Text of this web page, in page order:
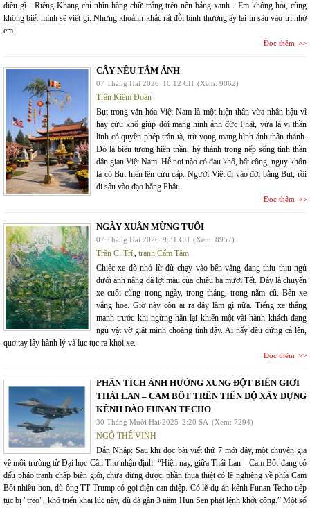
điều gì . Riêng Khang chỉ nhìn hàng chữ trắng trên nền bảng xanh . Em không hỏi, cũng
không biết mình sẽ viết gì. Nhưng khoảnh khắc rất đỗi bình thường ấy lại in sâu vào trí nhớ
em.
Đọc thêm
CÂY NÊU TÂM ẢNH
07 Tháng Hai 2026 10:12 CH (Xem: 9062)
Trần Kiêm Đoàn
Bụt trong văn hóa Việt Nam là một hiện thân vừa nhân hậu vì
hay cứu khổ giúp đời mang hình ảnh đức Phật, vừa là vị thần
linh có quyền phép trấn tà, trừ vọng mang hình ảnh thần thánh.
Đó là biểu tượng hiền thần, hỷ thánh trong nếp sống tinh thần
dân gian Việt Nam. Hễ nơi nào có đau khổ, bất công, nguy khốn
là có Bụt hiện lên cứu cấp. Người Việt đi vào đời bằng Bụt, rồi
đi sâu vào đạo bằng Phật.
Đọc thêm
NGÀY XUÂN MỪNG TUỔI
07 Tháng Hai 2026 9:31 CH (Xem: 8957)
Trần C. Trí, tranh Cẩm Tâm
Chiếc xe đò nhỏ lừ đừ chạy vào bến vắng đang thiu thiu ngủ
dưới ánh nắng đã lợt màu của chiều ba mươi Tết. Đây là chuyến
xe cuối cùng trong ngày, trong tháng, trong năm cũ. Bến xe
vắng hoe. Giờ này còn ai ra đây làm gì nữa. Tiếng xe thắng
mạnh trước khi ngừng hẳn lại khiến một vài hành khách đang
ngủ vật vờ giật mình choàng tỉnh dậy. Ai nấy đều đứng cả lên,
quơ tay lấy hành lý và lục tục ra khỏi xe.
Đọc thêm
PHÂN TÍCH ẢNH HƯỞNG XUNG ĐỘT BIÊN GIỚI
THÁI LAN – CAM BỐT TRÊN TIẾN ĐỘ XÂY DỰNG
KÊNH ĐÀO FUNAN TECHO
30 Tháng Mười Hai 2025 2:20 SA (Xem: 7294)
NGÔ THẾ VINH
Dẫn Nhập: Sau khi đọc bài viết thứ 7 mới đây, một chuyên gia
về môi trường từ Đại học Cần Thơ nhận định: “Hiện nay, giữa Thái Lan – Cam Bốt đang có
đấu pháo tranh chấp biên giới, chưa dừng được, phần thua thiệt có lẽ nghiêng về phía Cam
Bốt nhiều hơn, dù ông TT Trump có gọi điện can thiệp. Có lẽ dự án kênh Funan Techo tiếp
tục bị "treo", khó triển khai lúc này, dù đã gần 3 năm Hun Sen phát lệnh khởi công.” Một số